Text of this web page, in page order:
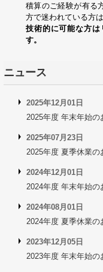
積算のご経験が有る
方で迷われている方
技術的に可能な方は
す。
ニュース
2025年12月01日
2025年度 年末年始の
2025年07月23日
2025年度 夏季休業の
2024年12月01日
2024年度 年末年始の
2024年08月01日
2024年度 夏季休業の
2023年12月05日
2023年度 年末年始の